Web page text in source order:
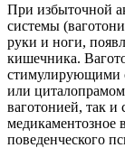
При избыточной
системы
руки и ноги,
кишечника.
стимулирующими
или
ваготонией, так и
медикаментозное
поведенческого